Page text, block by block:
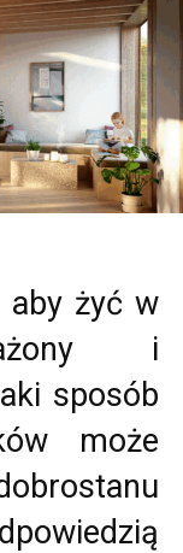
aby żyć w
i
sposób
może